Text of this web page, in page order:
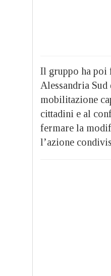
Il gruppo ha poi
Alessandria Sud
mobilitazione
cittadini e al
fermare la
l’azione